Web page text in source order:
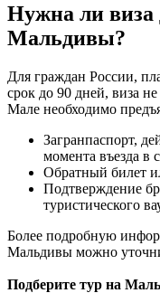
Нужна ли виза
Мальдивы?
Для граждан России,
срок до 90 дней, виза
Мале необходимо
Загранпаспорт,
момента въезда в
Обратный билет
Подтверждение
туристического
Более подробную
Мальдивы можно
Подберите тур на